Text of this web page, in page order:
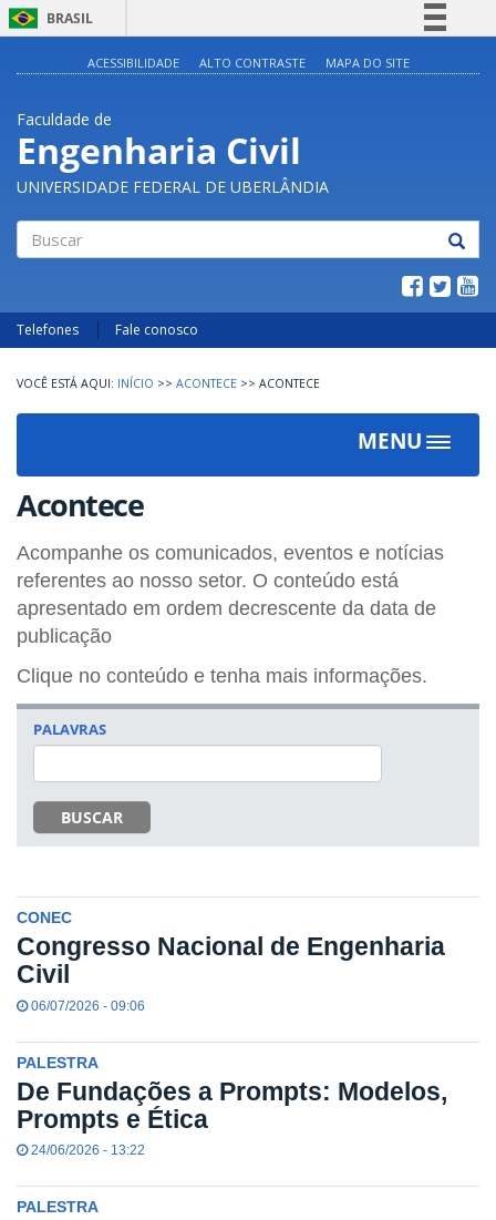
BRASIL
Legislação
Canais
ACESSIBILIDADE ALTO CONTRASTE MAPA DO SITE
Faculdade de
Engenharia Civil
UNIVERSIDADE FEDERAL DE UBERLÂNDIA
Telefones Fale conosco
INÍCIO >> ACONTECE >> ACONTECE
MENU
Toggle
Acontece
Acompanhe os comunicados, eventos e notícias
referentes ao nosso setor. O conteúdo está
apresentado em ordem decrescente da data de
publicação
Clique no conteúdo e tenha mais informações.
PALAVRAS
BUSCAR
CONEC
Congresso Nacional de Engenharia
Civil
06/07/2026 - 09:06
PALESTRA
De Fundações a Prompts: Modelos,
Prompts e Ética
24/06/2026 - 13:22
PALESTRA